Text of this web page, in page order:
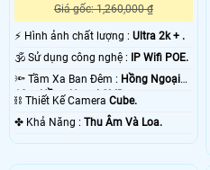
Giá gốc: 1,260,000 ₫
️⚡ Hình ảnh chất lượng : Ultra 2k + .
🕉️ Sử dụng công nghệ :
IP Wifi POE.
🔦 Tầm Xa Ban Đêm : Hồng Ngoại
10m Hồng Ngoại SMD.
⛓ Thiết Kế Camera Cube.
️✤ Khả Năng : Thu Âm Và Loa.